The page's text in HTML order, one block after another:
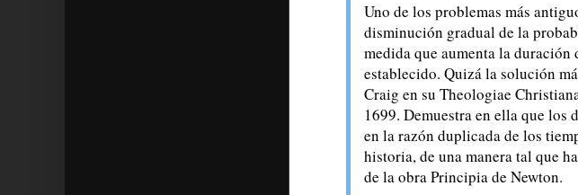
Uno de los problemas más
disminución gradual de la
medida que aumenta la
establecido. Quizá la solución
Craig en su Theologiae
1699. Demuestra en ella que
en la razón duplicada de los
historia, de una manera tal que
de la obra Principia de Newton.